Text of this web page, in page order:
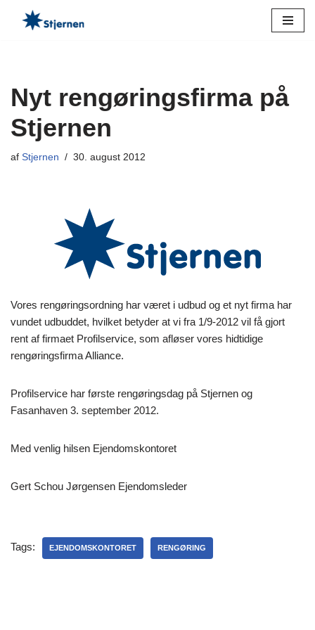
Nyt rengøringsfirma på
Stjernen
af Stjernen 30. august 2012
Vores rengøringsordning har været i udbud og et nyt firma har
vundet udbuddet, hvilket betyder at vi fra 1/9-2012 vil få gjort
rent af firmaet Profilservice, som afløser vores hidtidige
rengøringsfirma Alliance.
Profilservice har første rengøringsdag på Stjernen og
Fasanhaven 3. september 2012.
Med venlig hilsen Ejendomskontoret
Gert Schou Jørgensen Ejendomsleder
Tags: EJENDOMSKONTORET RENGØRING